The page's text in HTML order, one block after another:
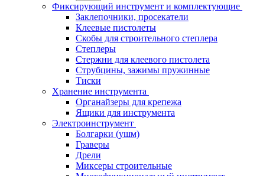
Фиксирующий инструмент и комплектующие
Заклепочники, просекатели
Клеевые пистолеты
Скобы для строительного степлера
Степлеры
Стержни для клеевого пистолета
Струбцины, зажимы пружинные
Тиски
Хранение инструмента
Органайзеры для крепежа
Ящики для инструмента
Электроинструмент
Болгарки (ушм)
Граверы
Дрели
Миксеры строительные